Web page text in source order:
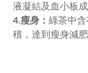
液凝結及血小板
4.瘦身： 綠茶中
積，達到瘦身減肥